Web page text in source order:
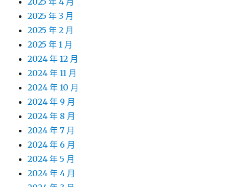
2025 年 3 月
2025 年 2 月
2025 年 1 月
2024 年 12 月
2024 年 11 月
2024 年 10 月
2024 年 9 月
2024 年 8 月
2024 年 7 月
2024 年 6 月
2024 年 5 月
2024 年 4 月